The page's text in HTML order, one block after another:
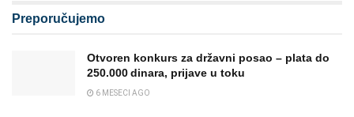
Preporučujemo
Otvoren konkurs za državni posao – plata do
250.000 dinara, prijave u toku
6 MESECI AGO